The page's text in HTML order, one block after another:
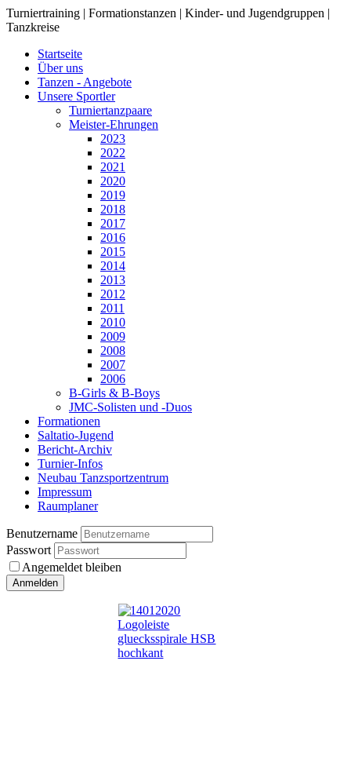
Turniertraining | Formationstanzen | Kinder- und Jugendgruppen |
Tanzkreise
Startseite
Über uns
Tanzen - Angebote
Unsere Sportler
Turniertanzpaare
Meister-Ehrungen
2023
2022
2021
2020
2019
2018
2017
2016
2015
2014
2013
2012
2011
2010
2009
2008
2007
2006
B-Girls & B-Boys
JMC-Solisten und -Duos
Formationen
Saltatio-Jugend
Bericht-Archiv
Turnier-Infos
Neubau Tanzsportzentrum
Impressum
Raumplaner
Benutzername
Passwort
Angemeldet bleiben